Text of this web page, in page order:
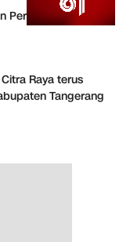
Perakitan HP
Raya terus
Tangerang